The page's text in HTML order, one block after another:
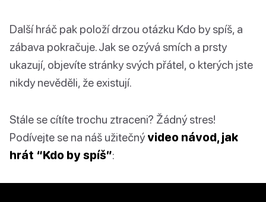
Další hráč pak položí drzou otázku Kdo by spíš, a
zábava pokračuje. Jak se ozývá smích a prsty
ukazují, objevíte stránky svých přátel, o kterých jste
nikdy nevěděli, že existují.
Stále se cítíte trochu ztraceni? Žádný stres!
Podívejte se na náš užitečný video návod, jak
hrát “Kdo by spíš”: